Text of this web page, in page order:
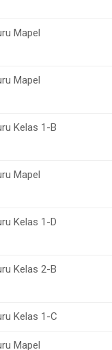
Mapel
Mapel
Kelas 1-B
Mapel
Kelas 1-D
Kelas 2-B
Kelas 1-C
Mapel